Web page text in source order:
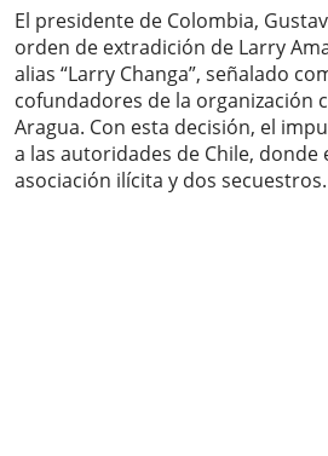
El presidente de Colombia,
orden de extradición de Larry
alias “Larry Changa”, señalado
cofundadores de la organización
Aragua. Con esta decisión, el
a las autoridades de Chile,
asociación ilícita y dos secuestros.